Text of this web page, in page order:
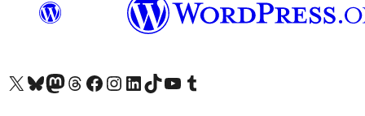
X (eski Twitter) hesabımıza bakın
Bluesky hesabımızı ziyaret edinMastodon hesabımızı ziyaret edinThreads hesabımızı ziyaret edinFacebook sayfamızı ziyaret edinInstagram hesabımızı ziyaret edinLinkedIn hesabımızı ziyaret edinTikTok hesabımızı ziyaret edinYouTube kanalımızı ziyaret edinTumblr hesabımızı ziyaret edin